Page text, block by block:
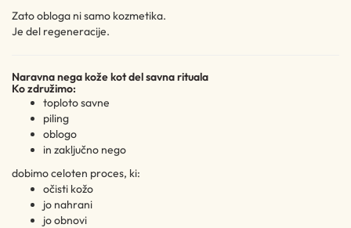
Zato obloga ni samo kozmetika.
Je del regeneracije.
Naravna nega kože kot del savna rituala
Ko združimo:
toploto savne
piling
oblogo
in zaključno nego
dobimo celoten proces, ki:
očisti kožo
jo nahrani
jo obnovi